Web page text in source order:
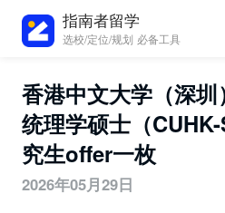
指南者留学
选校/定位/规划 必备工具
香港中文大学（深
统理学硕士（
究生offer一枚
2026年05月29日